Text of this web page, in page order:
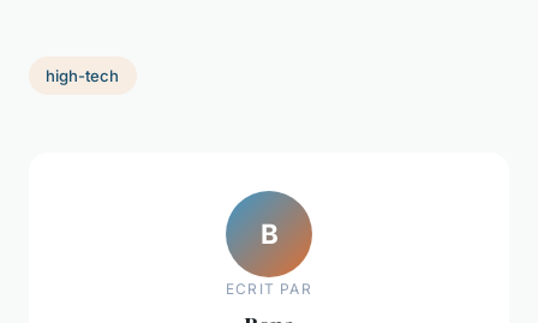
high-tech
B
ECRIT PAR